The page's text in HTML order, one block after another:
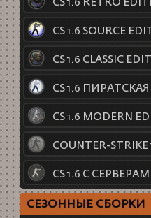
CS 1.6 RETRO
CS 1.6 SOURCE
CS 1.6 CLASSIC
CS 1.6
CS 1.6 MODERN
COUNTER-STRIKE
CS 1.6 С
СЕЗОННЫЕ СБОРКИ